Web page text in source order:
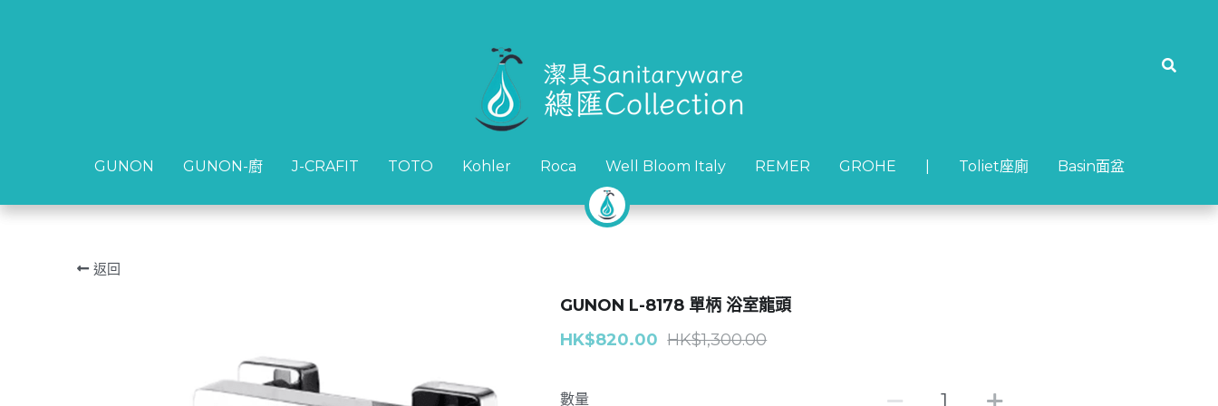
GUNON GUNON-廚 J-CRAFIT TOTO Kohler Roca Well Bloom Italy REMER GROHE | Toliet座廁 Basin面盆
GUNON GUNON-廚 J-CRAFIT TOTO Kohler Roca Well Bloom Italy REMER GROHE | Toliet座廁 Basin面盆
返回
GUNON L-8178 單柄 浴室龍頭
HK$820.00 HK$1,300.00
數量